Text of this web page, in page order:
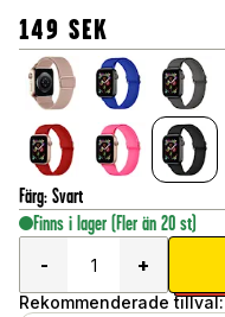
149 SEK
Färg: Svart
Finns i lager (Fler än 20 st)
-
+
Rekommenderade tillval: